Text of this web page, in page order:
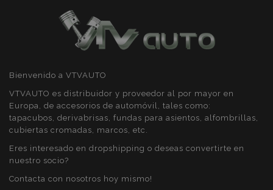
Bienvenido a VTVAUTO
VTVAUTO es distribuidor y proveedor al por mayor en
Europa, de accesorios de automóvil, tales como:
tapacubos, derivabrisas, fundas para asientos, alfombrillas,
cubiertas cromadas, marcos, etc.
Eres interesado en dropshipping o deseas convertirte en
nuestro socio?
Contacta con nosotros hoy mismo!
Cookies de
Cookies de
Cookies estrictamente necesarias
Cookies de preferencias